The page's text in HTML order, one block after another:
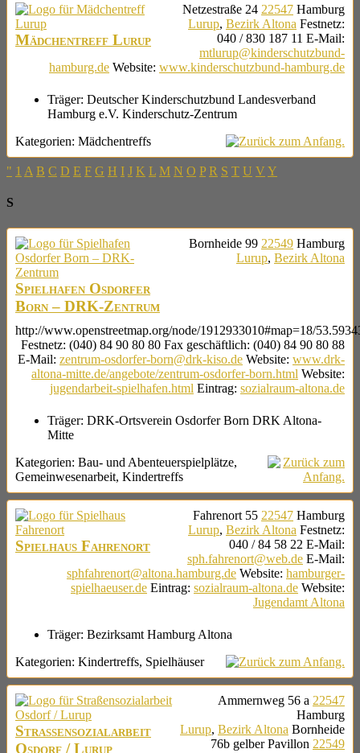
Mädchentreff Lurup
Netzestraße 24 22547 Hamburg
Lurup, Bezirk Altona Festnetz:
040 / 830 187 11 E-Mail:
mtlurup@kinderschutzbund-
hamburg.de Website: www.kinderschutzbund-hamburg.de
Träger: Deutscher Kinderschutzbund Landesverband
Hamburg e.V. Kinderschutz-Zentrum
Kategorien: Mädchentreffs
" 1 A B C D E F G H I J K L M N O P R S T U V Y
S
Spielhafen Osdorfer
Born – DRK-Zentrum
Bornheide 99 22549 Hamburg
Lurup, Bezirk Altona
http://www.openstreetmap.org/node/1912933010#map=18/
Festnetz: (040) 84 90 80 80 Fax geschäftlich: (040) 84 90 80 88
E-Mail: zentrum-osdorfer-born@drk-kiso.de Website: www.drk-
altona-mitte.de/angebote/zentrum-osdorfer-born.html Website:
jugendarbeit-spielhafen.html Eintrag: sozialraum-altona.de
Träger: DRK-Ortsverein Osdorfer Born DRK Altona-
Mitte
Kategorien: Bau- und Abenteuerspielplätze,
Gemeinwesenarbeit, Kindertreffs
Spielhaus Fahrenort
Fahrenort 55 22547 Hamburg
Lurup, Bezirk Altona Festnetz:
040 / 84 58 22 E-Mail:
sph.fahrenort@web.de E-Mail:
sphfahrenort@altona.hamburg.de Website: hamburger-
spielhaeuser.de Eintrag: sozialraum-altona.de Website:
Jugendamt Altona
Träger: Bezirksamt Hamburg Altona
Kategorien: Kindertreffs, Spielhäuser
Straßensozialarbeit
Osdorf / Lurup
Ammernweg 56 a 22547
Hamburg
Lurup, Bezirk Altona Bornheide
76b gelber Pavillon 22549